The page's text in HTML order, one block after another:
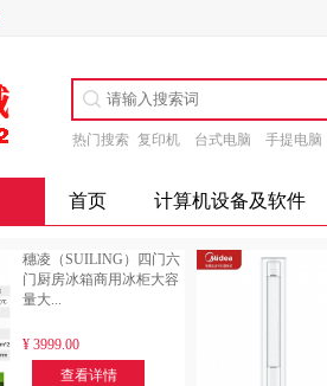
热门搜索 复印机 台式电脑 手提电脑
首页 计算机设备及软件
穗凌（SUILING）四门六
门厨房冰箱商用冰柜大容
量大...
¥ 3999.00
查看详情